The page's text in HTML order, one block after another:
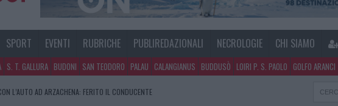
SPORT EVENTI RUBRICHE PUBLIREDAZIONALI NECROLOGIE CHI SIAMO
S. T. GALLURA BUDONI SAN TEODORO PALAU CALANGIANUS BUDDUSÒ LOIRI P. S. PAOLO GOLFO ARANCI
L’AUTO AD ARZACHENA: FERITO IL CONDUCENTE
A TAVOLARA: SALVATE DAI VIGILI DEL FUOCO